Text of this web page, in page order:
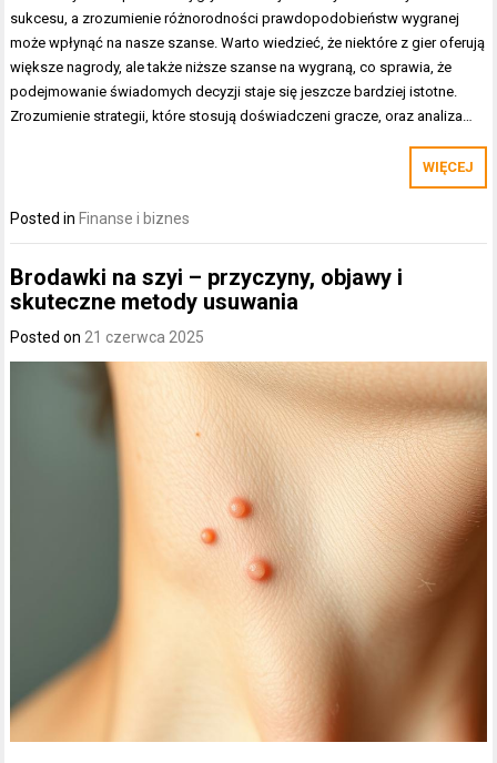
sukcesu, a zrozumienie różnorodności prawdopodobieństw wygranej
może wpłynąć na nasze szanse. Warto wiedzieć, że niektóre z gier oferują
większe nagrody, ale także niższe szanse na wygraną, co sprawia, że
podejmowanie świadomych decyzji staje się jeszcze bardziej istotne.
Zrozumienie strategii, które stosują doświadczeni gracze, oraz analiza…
WIĘCEJ
Posted inFinanse i biznes
Brodawki na szyi – przyczyny, objawy i
skuteczne metody usuwania
Posted on 21 czerwca 2025